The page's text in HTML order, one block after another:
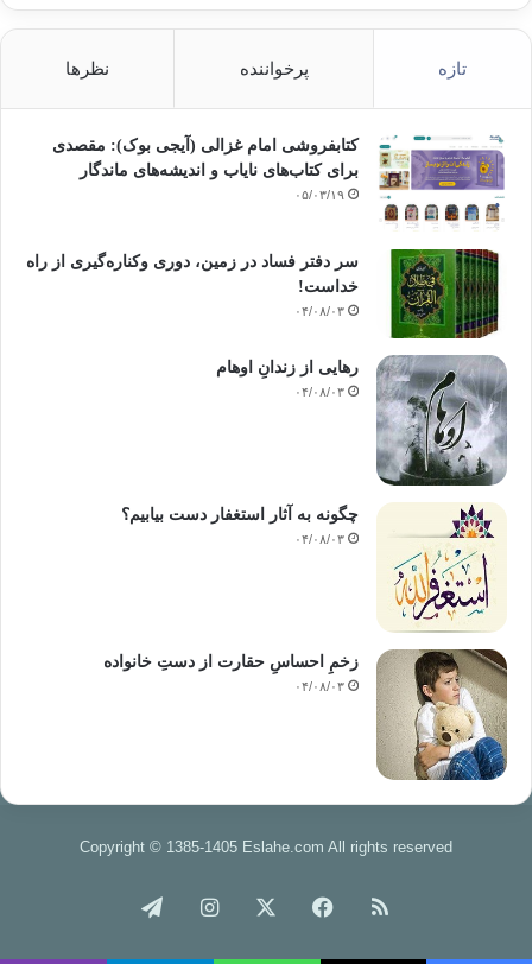
تازه پرخواننده نظرها
کتابفروشی امام غزالی (آیجی بوک): مقصدی
برای کتاب‌های نایاب و اندیشه‌های ماندگار
۰۵/۰۳/۱۹
سر دفتر فساد در زمین‌، دوری وکناره‌گیری از راه
خداست‌!
۰۴/۰۸/۰۳
رهایی از زندانِ اوهام
۰۴/۰۸/۰۳
چگونه به آثار استغفار دست بیابیم؟
۰۴/۰۸/۰۳
زخمِ احساسِ حقارت از دستِ خانواده
۰۴/۰۸/۰۳
Copyright © 1385-1405 Eslahe.com All rights reserved
خوراک فیس اینستاگرام